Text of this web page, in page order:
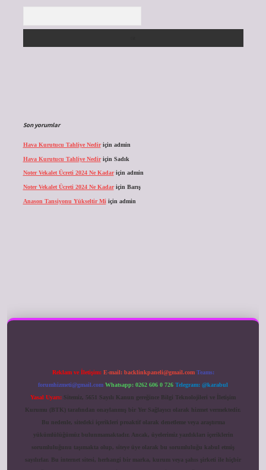
Son yorumlar
Hava Kurutucu Tahliye Nediriçin admin
Hava Kurutucu Tahliye Nediriçin Sadık
Noter Vekalet Ücreti 2024 Ne Kadariçin admin
Noter Vekalet Ücreti 2024 Ne Kadariçin Barış
Anason Tansiyonu Yükseltir Mi için admin
Reklam ve İletişim: E-mail: backlinkpaneli@gmail.com Teams:
forumhizmeti@gmail.com Whatsapp: 0262 606 0 726 Telegram: @karabul
Yasal Uyarı: Sitemiz, 5651 Sayılı Kanun gereğince Bilgi Teknolojileri ve İletişim
Kurumu (BTK) tarafından onaylanmış bir Yer Sağlayıcı olarak hizmet vermektedir.
Bu nedenle, sitedeki içerikleri proaktif olarak denetleme veya araştırma
yükümlülüğümüz bulunmamaktadır. Ancak, üyelerimiz yazdıkları içeriklerin
sorumluluğunu taşımakta olup, siteye üye olarak bu sorumluluğu kabul etmiş
sayılırlar. Bu internet sitesi, herhangi bir marka, kurum veya şahıs şirketi ile hiçbir